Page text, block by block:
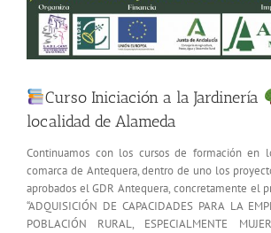
Curso Iniciación a la Jardinería
localidad de Alameda
Continuamos con los cursos de formación en
comarca de Antequera, dentro de uno los
aprobados el GDR Antequera, concretamente el
“ADQUISICIÓN DE CAPACIDADES PARA LA
POBLACIÓN RURAL, ESPECIALMENTE